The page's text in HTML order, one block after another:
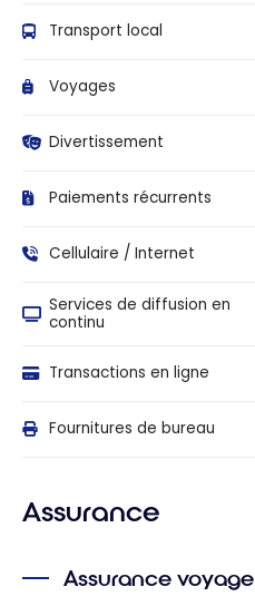
Transport local
Voyages
Divertissement
Paiements récurrents
Cellulaire / Internet
Services de diffusion en
continu
Transactions en ligne
Fournitures de bureau
Assurance
Assurance voyage